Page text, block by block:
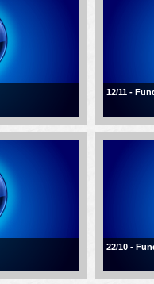
12/11 -
22/10 -